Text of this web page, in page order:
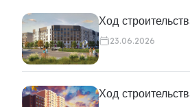
Ход
23.06.2026
Ход